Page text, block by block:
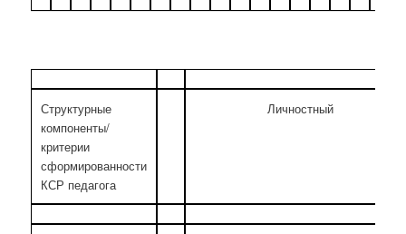
Структурные
компоненты/
критерии
сформированности
КСР педагога
Личностный